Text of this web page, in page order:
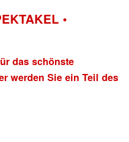
•
das schönste
werden Sie ein Teil des